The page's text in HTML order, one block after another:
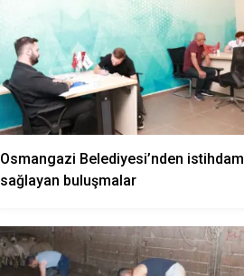
Osmangazi Belediyesi’nden istihdam
sağlayan buluşmalar